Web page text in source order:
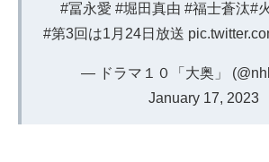
#冨永愛 #堀田真由 #福士蒼汰#
#第3回は1月24日放送
— ドラマ１０「大奥」
January 17, 2023